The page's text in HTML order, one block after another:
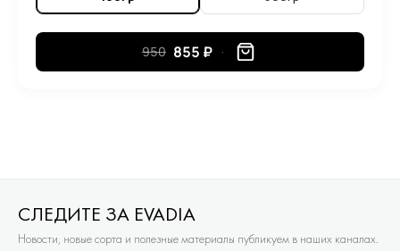
950 855 ₽
СЛЕДИТЕ ЗА EVADIA
Новости, новые сорта и полезные материалы публикуем в наших каналах.